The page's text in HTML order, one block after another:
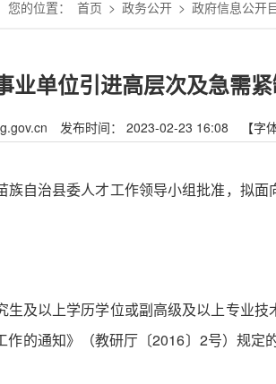
您的位置： 首页 > 政务公开 > 政府信息公开
业单位引进高层次及急需
发布时间： 2023-02-23 16:08 【字
自治县委人才工作领导小组批准，拟
及以上学历学位或副高级及以上专业
的通知》（教研厅〔2016〕2号）规定